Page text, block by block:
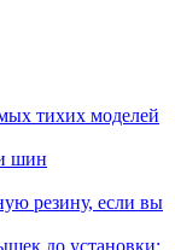
тихих моделей
шин
резину, если вы
до установки: